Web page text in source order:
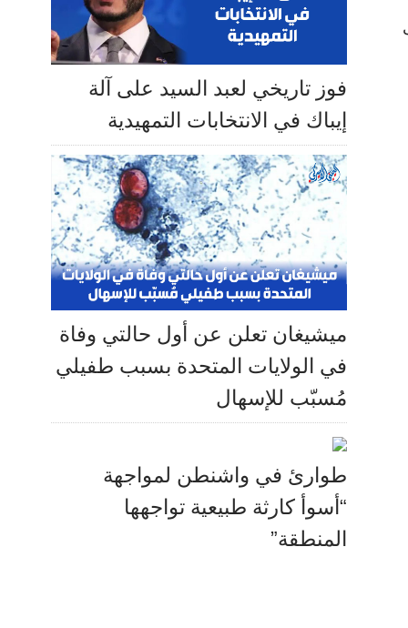
فوز تاريخي لعبد السيد على آلة
إيباك في الانتخابات التمهيدية
ميشيغان تعلن عن أول حالتي وفاة
في الولايات المتحدة بسبب طفيلي
مُسبّب للإسهال
طوارئ في واشنطن لمواجهة
“أسوأ كارثة طبيعية تواجهها
المنطقة”